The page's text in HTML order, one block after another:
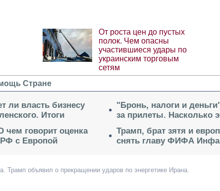
От роста цен до пустых
полок. Чем опасны
участившиеся удары по
украинским торговым
сетям
Стране
ли власть бизнесу
Итоги
чем говорит оценка
с Европой
"Бронь, налоги и
за прилеты. Насколько
Трамп, брат зятя и
снять главу ФИФА
Трамп объявил о прекращении ударов по энергетике Ирана.